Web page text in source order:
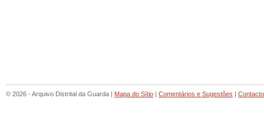
© 2026 - Arquivo Distrital da Guarda | Mapa do Sítio | Comentários e Sugestões |